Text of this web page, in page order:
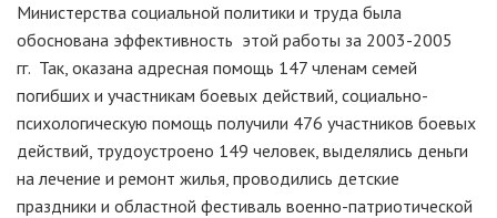
Министерства социальной политики и труда была
обоснована эффективность этой работы за 2003-2005
гг. Так, оказана адресная помощь 147 членам семей
погибших и участникам боевых действий, социально-
психологическую помощь получили 476 участников боевых
действий, трудоустроено 149 человек, выделялись деньги
на лечение и ремонт жилья, проводились детские
праздники и областной фестиваль военно-патриотической